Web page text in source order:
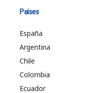
Países
España
Argentina
Chile
Colombia
Ecuador